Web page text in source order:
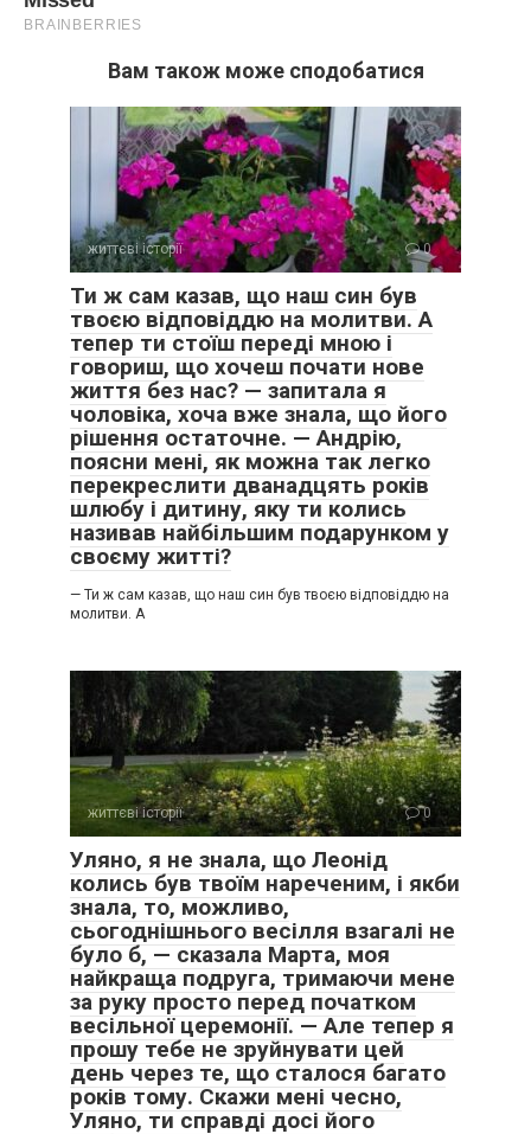
Вам також може сподобатися
життєві історії 0
Ти ж сам казав, що наш син був
твоєю відповіддю на молитви. А
тепер ти стоїш переді мною і
говориш, що хочеш почати нове
життя без нас? — запитала я
чоловіка, хоча вже знала, що його
рішення остаточне. — Андрію,
поясни мені, як можна так легко
перекреслити дванадцять років
шлюбу і дитину, яку ти колись
називав найбільшим подарунком у
своєму житті?
— Ти ж сам казав, що наш син був твоєю відповіддю на
молитви. А
життєві історії 0
Уляно, я не знала, що Леонід
колись був твоїм нареченим, і якби
знала, то, можливо,
сьогоднішнього весілля взагалі не
було б, — сказала Марта, моя
найкраща подруга, тримаючи мене
за руку просто перед початком
весільної церемонії. — Але тепер я
прошу тебе не зруйнувати цей
день через те, що сталося багато
років тому. Скажи мені чесно,
Уляно, ти справді досі його